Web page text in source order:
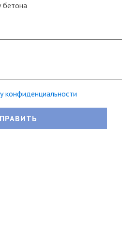
бетона
конфиденциальности